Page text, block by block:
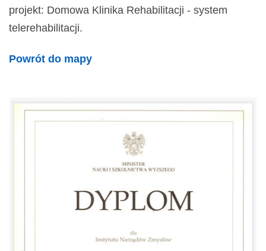
projekt: Domowa Klinika Rehabilitacji - system
telerehabilitacji.
Powrót do mapy